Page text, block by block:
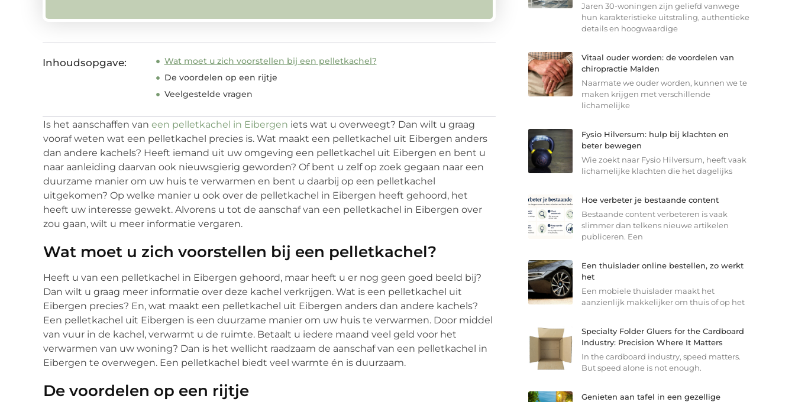
Inhoudsopgave:
Wat moet u zich voorstellen bij een pelletkachel?
De voordelen op een rijtje
Veelgestelde vragen
Is het aanschaffen van een pelletkachel in Eibergen iets wat u overweegt? Dan wilt u graag
vooraf weten wat een pelletkachel precies is. Wat maakt een pelletkachel uit Eibergen anders
dan andere kachels? Heeft iemand uit uw omgeving een pelletkachel uit Eibergen en bent u
naar aanleiding daarvan ook nieuwsgierig geworden? Of bent u zelf op zoek gegaan naar een
duurzame manier om uw huis te verwarmen en bent u daarbij op een pelletkachel
uitgekomen? Op welke manier u ook over de pelletkachel in Eibergen heeft gehoord, het
heeft uw interesse gewekt. Alvorens u tot de aanschaf van een pelletkachel in Eibergen over
zou gaan, wilt u meer informatie vergaren.
Wat moet u zich voorstellen bij een pelletkachel?
Heeft u van een pelletkachel in Eibergen gehoord, maar heeft u er nog geen goed beeld bij?
Dan wilt u graag meer informatie over deze kachel verkrijgen. Wat is een pelletkachel uit
Eibergen precies? En, wat maakt een pelletkachel uit Eibergen anders dan andere kachels?
Een pelletkachel uit Eibergen is een duurzame manier om uw huis te verwarmen. Door middel
van vuur in de kachel, verwarmt u de ruimte. Betaalt u iedere maand veel geld voor het
verwarmen van uw woning? Dan is het wellicht raadzaam de aanschaf van een pelletkachel in
Eibergen te overwegen. Een pelletkachel biedt veel warmte én is duurzaam.
De voordelen op een rijtje
Jaren 30-woningen zijn geliefd vanwege
hun karakteristieke uitstraling, authentieke
details en hoogwaardige
Vitaal ouder worden: de voordelen van
chiropractie Malden
Naarmate we ouder worden, kunnen we te
maken krijgen met verschillende
lichamelijke
Fysio Hilversum: hulp bij klachten en
beter bewegen
Wie zoekt naar Fysio Hilversum, heeft vaak
lichamelijke klachten die het dagelijks
Hoe verbeter je bestaande content
Bestaande content verbeteren is vaak
slimmer dan telkens nieuwe artikelen
publiceren. Een
Een thuislader online bestellen, zo werkt
het
Een mobiele thuislader maakt het
aanzienlijk makkelijker om thuis of op het
Specialty Folder Gluers for the Cardboard
Industry: Precision Where It Matters
In the cardboard industry, speed matters.
But speed alone is not enough.
Genieten aan tafel in een gezellige